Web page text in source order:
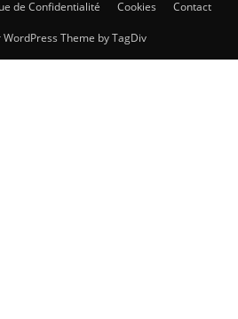
de Confidentialité Cookies Contact
Theme by TagDiv